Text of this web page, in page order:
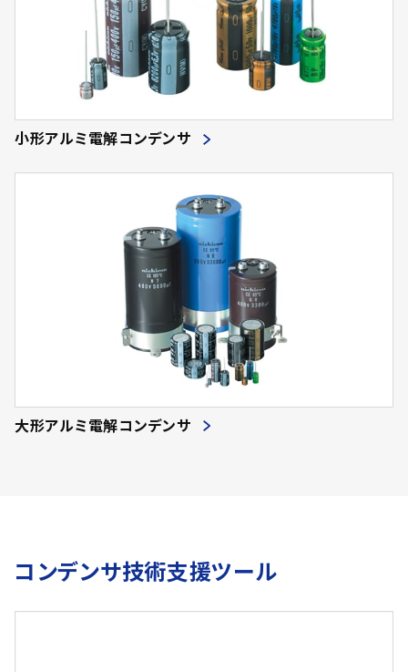
小形アルミ電解コンデンサ
大形アルミ電解コンデンサ
コンデンサ技術支援ツール